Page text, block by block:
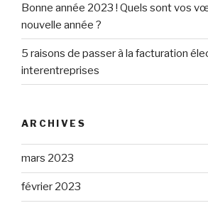
Bonne année 2023 ! Quels sont vos
nouvelle année ?
5 raisons de passer à la facturation
interentreprises
ARCHIVES
mars 2023
février 2023